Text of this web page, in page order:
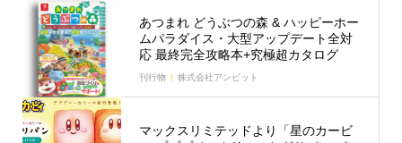
あつまれ どうぶつの森 & ハッピーホー
ムパラダイス・大型アップデート全対
応 最終完全攻略本+究極超カタログ
刊行物 株式会社アンビット
マックスリミテッドより「星のカービ